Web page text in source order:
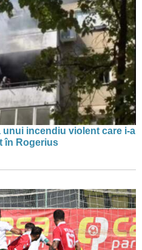
unui incendiu violent care i-a
în Rogerius